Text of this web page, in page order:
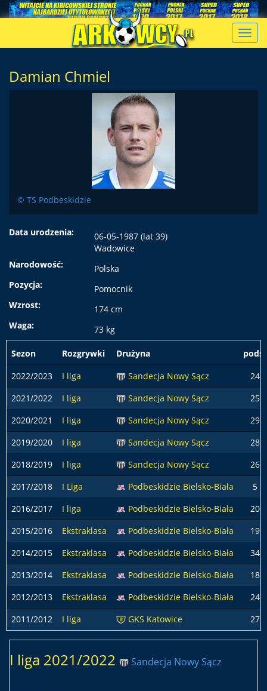
Damian Chmiel
© TS Podbeskidzie
Data urodzenia:
06-05-1987 (lat 39)
Wadowice
Narodowość:
Polska
Pozycja:
Pomocnik
Wzrost:
174 cm
Waga:
73 kg
Sezon Rozgrywki Drużyna
podst
2022/2023
I liga Sandecja Nowy Sącz
24
2021/2022
I liga Sandecja Nowy Sącz
25
2020/2021
I liga Sandecja Nowy Sącz
29
2019/2020
I liga Sandecja Nowy Sącz
28
2018/2019
I liga Sandecja Nowy Sącz
26
2017/2018
I Liga Podbeskidzie Bielsko-Biała
5
2016/2017
I liga Podbeskidzie Bielsko-Biała
20
2015/2016
Ekstraklasa Podbeskidzie Bielsko-Biała
19
2014/2015
Ekstraklasa Podbeskidzie Bielsko-Biała
34
2013/2014
Ekstraklasa Podbeskidzie Bielsko-Biała
18
2012/2013
Ekstraklasa Podbeskidzie Bielsko-Biała
24
2011/2012
I liga GKS Katowice 27
I liga 2021/2022 Sandecja Nowy Sącz